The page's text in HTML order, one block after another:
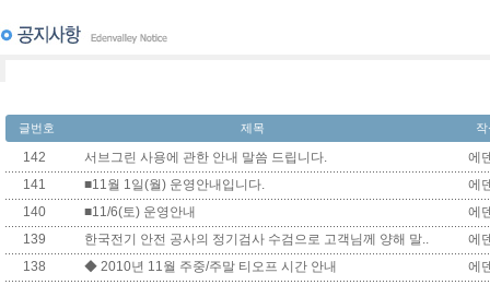
글번호 제목
142 서브그린 사용에 관한 안내 말씀 드립니다.
에
141
■11월 1일(월) 운영안내입니다.
에
140
■11/6(토) 운영안내
에
139
한국전기 안전 공사의 정기검사 수검으로 고객님께 양해 말..
에
138
◆ 2010년 11월 주중/주말 티오프 시간 안내
에